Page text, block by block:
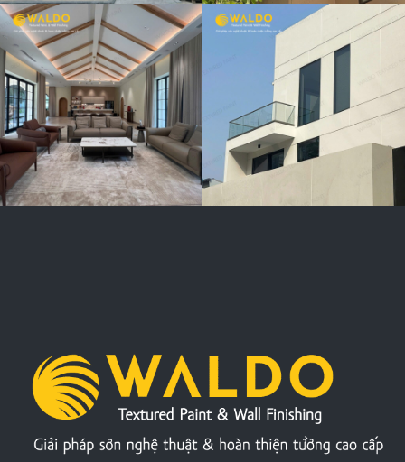
VILLA ANH AN
– D2 THẢO
ĐIỀN